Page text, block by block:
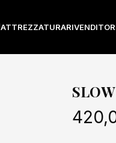
ATTREZZATURA